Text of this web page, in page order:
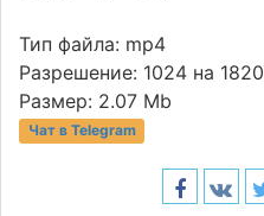
Тип файла: mp4
Разрешение: 1024 на 1820
Размер: 2.07 Mb
Чат в Telegram